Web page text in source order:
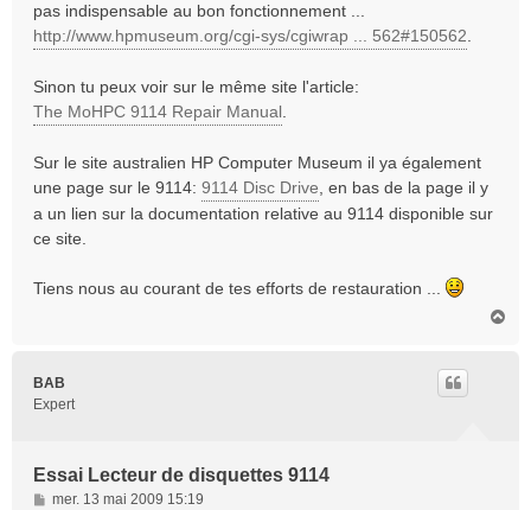
g
e
pas indispensable au bon fonctionnement ...
http://www.hpmuseum.org/cgi-sys/cgiwrap ... 562#150562
Sinon tu peux voir sur le même site l'article:
The MoHPC 9114 Repair Manual
Sur le site australien HP Computer Museum il ya également
une page sur le 9114: 9114 Disc Drive , en bas de la page il y
a un lien sur la documentation relative au 9114 disponible sur
ce site.
Tiens nous au courant de tes efforts de restauration ...
BAB
Expert
Essai Lecteur de disquettes 9114
M
mer. 13 mai 2009 15:19